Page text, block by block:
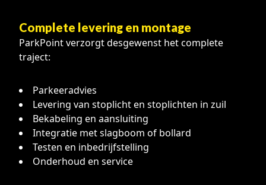
Complete levering en montage
ParkPoint verzorgt desgewenst het complete
traject:
Parkeeradvies
Levering van stoplicht en stoplichten in zuil
Bekabeling en aansluiting
Integratie met slagboom of bollard
Testen en inbedrijfstelling
Onderhoud en service